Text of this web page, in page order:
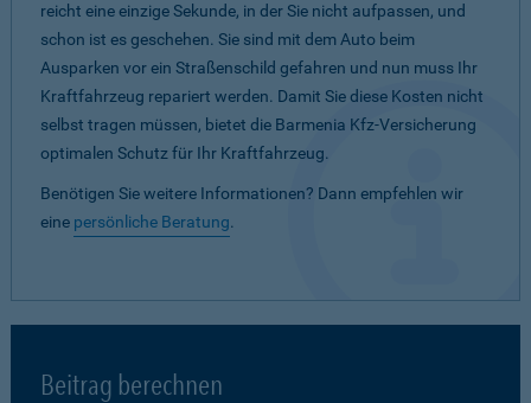
reicht eine einzige Sekunde, in der Sie nicht aufpassen, und
schon ist es geschehen. Sie sind mit dem Auto beim
Ausparken vor ein Straßenschild gefahren und nun muss Ihr
Kraftfahrzeug repariert werden. Damit Sie diese Kosten nicht
selbst tragen müssen, bietet die Barmenia Kfz-Versicherung
optimalen Schutz für Ihr Kraftfahrzeug.
Benötigen Sie weitere Informationen? Dann empfehlen wir
eine persönliche Beratung.
Beitrag berechnen